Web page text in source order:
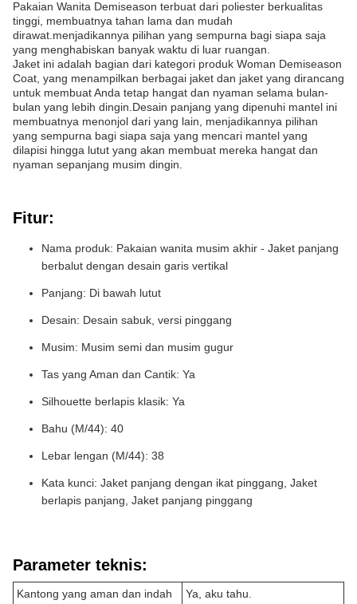
Pakaian Wanita Demiseason terbuat dari poliester berkualitas
tinggi, membuatnya tahan lama dan mudah
dirawat.menjadikannya pilihan yang sempurna bagi siapa saja
yang menghabiskan banyak waktu di luar ruangan.
Jaket ini adalah bagian dari kategori produk Woman Demiseason
Coat, yang menampilkan berbagai jaket dan jaket yang dirancang
untuk membuat Anda tetap hangat dan nyaman selama bulan-
bulan yang lebih dingin.Desain panjang yang dipenuhi mantel ini
membuatnya menonjol dari yang lain, menjadikannya pilihan
yang sempurna bagi siapa saja yang mencari mantel yang
dilapisi hingga lutut yang akan membuat mereka hangat dan
nyaman sepanjang musim dingin.
Fitur:
Nama produk: Pakaian wanita musim akhir - Jaket panjang
berbalut dengan desain garis vertikal
Panjang: Di bawah lutut
Desain: Desain sabuk, versi pinggang
Musim: Musim semi dan musim gugur
Tas yang Aman dan Cantik: Ya
Silhouette berlapis klasik: Ya
Bahu (M/44): 40
Lebar lengan (M/44): 38
Kata kunci: Jaket panjang dengan ikat pinggang, Jaket
berlapis panjang, Jaket panjang pinggang
Parameter teknis:
Kantong yang aman dan indah
Ya, aku tahu.